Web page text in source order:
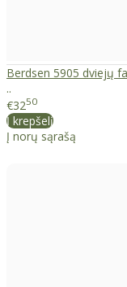
Berdsen 5905 dviejų
..
€3250
Į krepšelį
Į norų sąrašą